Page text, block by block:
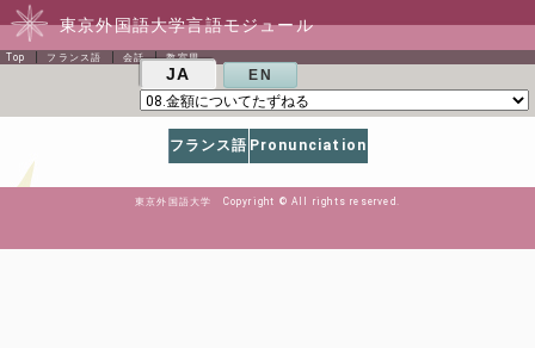
東京外国語大学言語モジュール
Top フランス語 会話 教室用
JA EN
フランス語 Pronunciation
東京外国語大学 Copyright © All rights reserved.